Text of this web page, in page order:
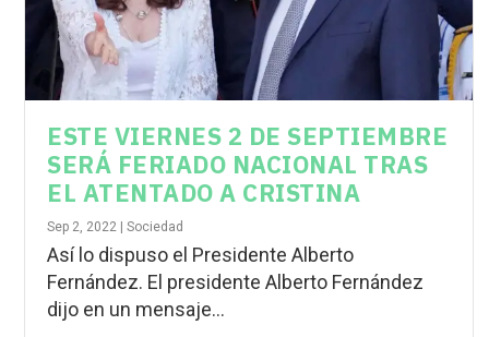
ESTE VIERNES 2 DE SEPTIEMBRE
SERÁ FERIADO NACIONAL TRAS
EL ATENTADO A CRISTINA
Sep 2, 2022 |Sociedad
Así lo dispuso el Presidente Alberto
Fernández. El presidente Alberto Fernández
dijo en un mensaje...